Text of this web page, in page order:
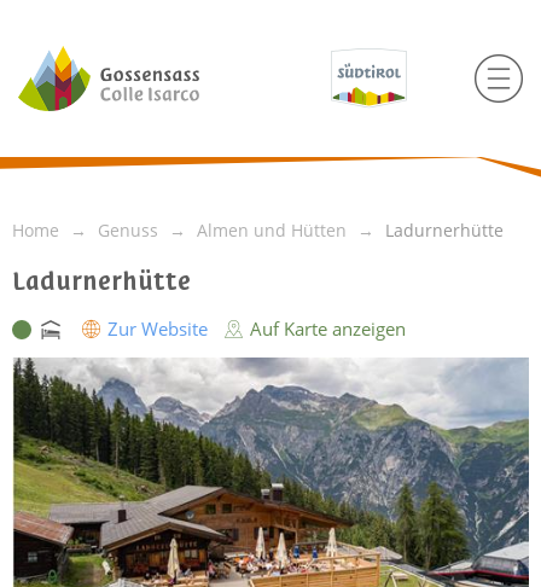
Home Genuss Almen und Hütten Ladurnerhütte
Ladurnerhütte
Zur Website Auf Karte anzeigen